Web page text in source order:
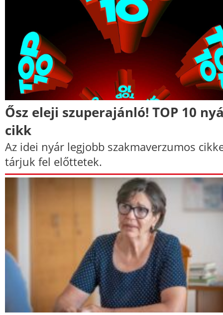
Ősz eleji szuperajánló! TOP 10
cikk
Az idei nyár legjobb szakmaverzumos
tárjuk fel előttetek.